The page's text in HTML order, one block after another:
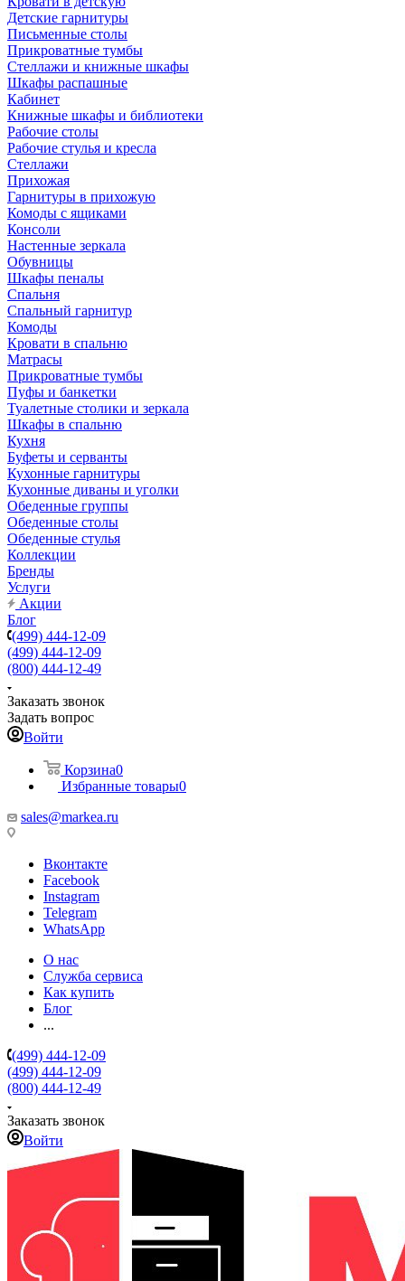
Детские гарнитуры
Письменные столы
Прикроватные тумбы
Стеллажи и книжные шкафы
Шкафы распашные
Кабинет
Книжные шкафы и библиотеки
Рабочие столы
Рабочие стулья и кресла
Стеллажи
Прихожая
Гарнитуры в прихожую
Комоды с ящиками
Консоли
Настенные зеркала
Обувницы
Шкафы пеналы
Спальня
Спальный гарнитур
Комоды
Кровати в спальню
Матрасы
Прикроватные тумбы
Пуфы и банкетки
Туалетные столики и зеркала
Шкафы в спальню
Кухня
Буфеты и серванты
Кухонные гарнитуры
Кухонные диваны и уголки
Обеденные группы
Обеденные столы
Обеденные стулья
Коллекции
Бренды
Услуги
Акции
Блог
(499) 444-12-09
(499) 444-12-09
(800) 444-12-49
Заказать звонок
Задать вопрос
Войти
Корзина0
Избранные товары0
sales@markea.ru
Вконтакте
Facebook
Instagram
Telegram
WhatsApp
О нас
Служба сервиса
Как купить
Блог
...
(499) 444-12-09
(499) 444-12-09
(800) 444-12-49
Заказать звонок
Войти